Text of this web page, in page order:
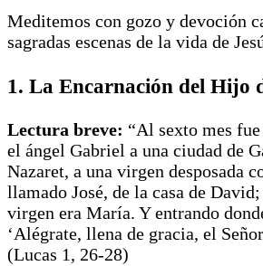
Meditemos con gozo y devoción
sagradas escenas de la vida de
1. La Encarnación del Hijo
Lectura breve: “Al sexto mes
el ángel Gabriel a una ciudad de
Nazaret, a una virgen desposada
llamado José, de la casa de
virgen era María. Y entrando
‘Alégrate, llena de gracia, el
(Lucas 1, 26-28)